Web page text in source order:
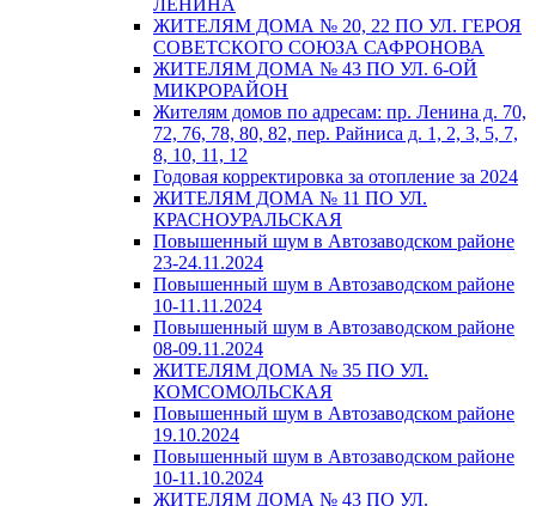
ЛЕНИНА
ЖИТЕЛЯМ ДОМА № 20, 22 ПО УЛ. ГЕРОЯ
СОВЕТСКОГО СОЮЗА САФРОНОВА
ЖИТЕЛЯМ ДОМА № 43 ПО УЛ. 6-ОЙ
МИКРОРАЙОН
Жителям домов по адресам: пр. Ленина д. 70,
72, 76, 78, 80, 82, пер. Райниса д. 1, 2, 3, 5, 7,
8, 10, 11, 12
Годовая корректировка за отопление за 2024
ЖИТЕЛЯМ ДОМА № 11 ПО УЛ.
КРАСНОУРАЛЬСКАЯ
Повышенный шум в Автозаводском районе
23-24.11.2024
Повышенный шум в Автозаводском районе
10-11.11.2024
Повышенный шум в Автозаводском районе
08-09.11.2024
ЖИТЕЛЯМ ДОМА № 35 ПО УЛ.
КОМСОМОЛЬСКАЯ
Повышенный шум в Автозаводском районе
19.10.2024
Повышенный шум в Автозаводском районе
10-11.10.2024
ЖИТЕЛЯМ ДОМА № 43 ПО УЛ.